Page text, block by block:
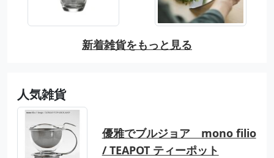
新着雑貨をもっと見る
人気雑貨
優雅でブルジョア mono filio
/ TEAPOT ティーポット